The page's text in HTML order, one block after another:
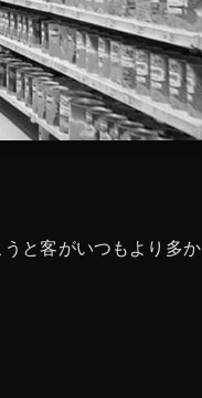
と客がいつもより多か